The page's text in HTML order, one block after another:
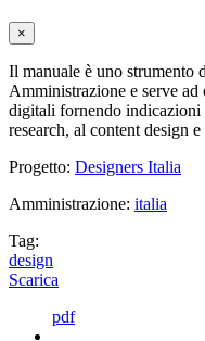
×
Il manuale è uno strumento
Amministrazione e serve
digitali fornendo indicazioni
research, al content design
Progetto: Designers Italia
Amministrazione: italia
Tag:
design
Scarica
pdf